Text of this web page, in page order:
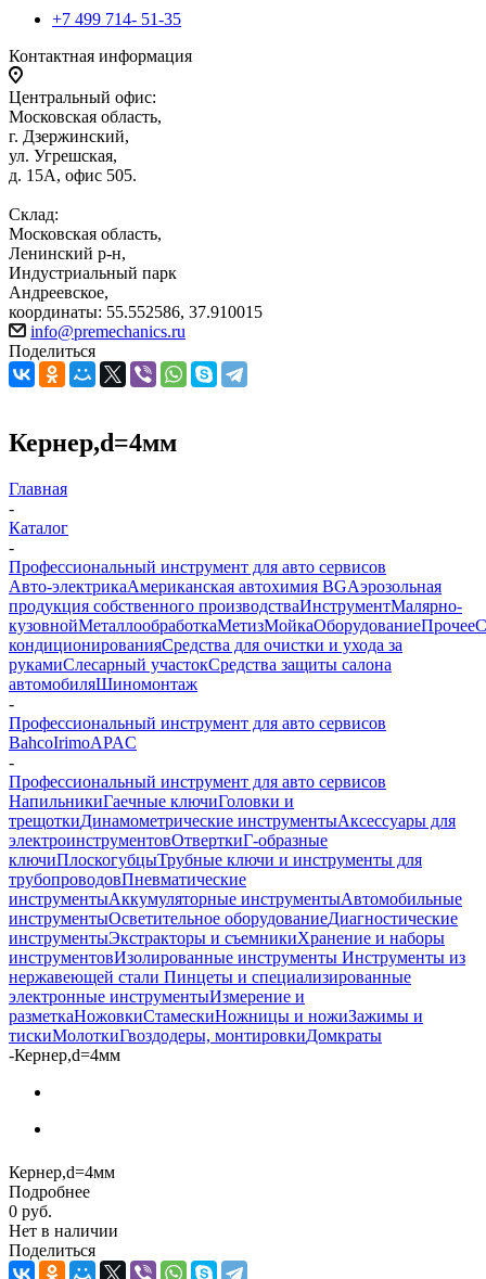
+7 499 714- 51-35
Контактная информация
Центральный офис:
Московская область,
г. Дзержинский,
ул. Угрешская,
д. 15А, офис 505.
Склад:
Московская область,
Ленинский р-н,
Индустриальный парк
Андреевское,
координаты: 55.552586, 37.910015
info@premechanics.ru
Поделиться
Кернер,d=4мм
Главная
-
Каталог
-
Профессиональный инструмент для авто сервисов
Авто-электрикаАмериканская автохимия BGАэрозольная
продукция собственного производстваИнструментМалярно-
кузовнойМеталлообработкаМетизМойкаОборудованиеПрочее
кондиционированияСредства для очистки и ухода за
рукамиСлесарный участокСредства защиты салона
автомобиляШиномонтаж
-
Профессиональный инструмент для авто сервисов
BahcoIrimoAPAC
-
Профессиональный инструмент для авто сервисов
НапильникиГаечные ключиГоловки и
трещоткиДинамометрические инструментыАксессуары для
электроинструментовОтверткиГ-образные
ключиПлоскогубцыТрубные ключи и инструменты для
трубопроводовПневматические
инструментыАккумуляторные инструментыАвтомобильные
инструментыОсветительное оборудованиеДиагностические
инструментыЭкстракторы и съемникиХранение и наборы
инструментовИзолированные инструменты Инструменты из
нержавеющей стали Пинцеты и специализированные
электронные инструментыИзмерение и
разметкаНожовкиСтамескиНожницы и ножиЗажимы и
тискиМолоткиГвоздодеры, монтировкиДомкраты
-Кернер,d=4мм
Кернер,d=4мм
Подробнее
0 руб.
Нет в наличии
Поделиться